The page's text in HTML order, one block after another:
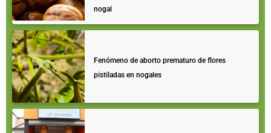
nogal
Fenómeno de aborto prematuro de flores
pistiladas en nogales